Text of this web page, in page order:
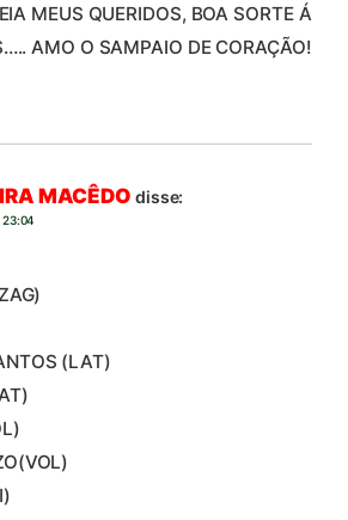
MEUS QUERIDOS, BOA SORTE Á
AMO O SAMPAIO DE CORAÇÃO!
MACÊDO disse:
(LAT)